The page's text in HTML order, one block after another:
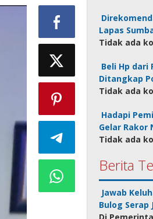
Lapas
Tidak ada
Beli Hp dari
Ditangkap
Tidak ada
Hadapi
Gelar Rakor
Tidak ada
Berita
Jawab
Bulog Serap